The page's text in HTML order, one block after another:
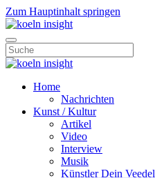
Zum Hauptinhalt springen
Home
Nachrichten
Kunst / Kultur
Artikel
Video
Interview
Musik
Künstler Dein Veedel